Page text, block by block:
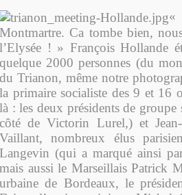
«
Montmartre. Ca tombe bien,
l’Elysée ! » François Hollande
quelque 2000 personnes (du
du Trianon, même notre
la primaire socialiste des 9 et 16
là : les deux présidents de groupe
côté de Victorin Lurel,) et
Vaillant, nombreux élus
Langevin (qui a marqué ainsi
mais aussi le Marseillais Patrick
urbaine de Bordeaux, le